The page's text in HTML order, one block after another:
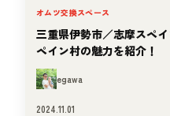
オムツ交換スペース
三重県伊勢市／志摩スペ
ペイン村の魅力を紹介！
egawa
2024.11.01